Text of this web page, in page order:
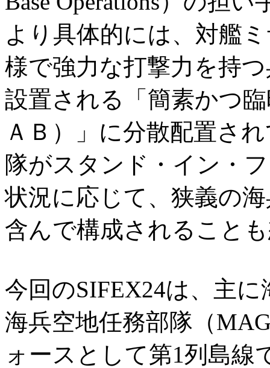
より具体的には、対艦
様で強力な打撃力を持
設置される「簡素かつ
ＡＢ）」に分散配置さ
隊がスタンド・イン・
状況に応じて、狭義の
含んで構成されること
今回のSIFEX24は、主
海兵空地任務部隊（
ォースとして第1列島線